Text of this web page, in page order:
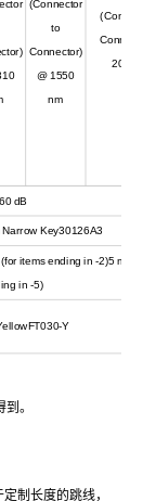
(Connector
to
Connector)
@ 1550
nm
(Connector
Connector)
2000 nm
60 dB
Narrow Key30126A3
items ending in -2)5 m (for
in -5)
Y
。
制长度的跳线，